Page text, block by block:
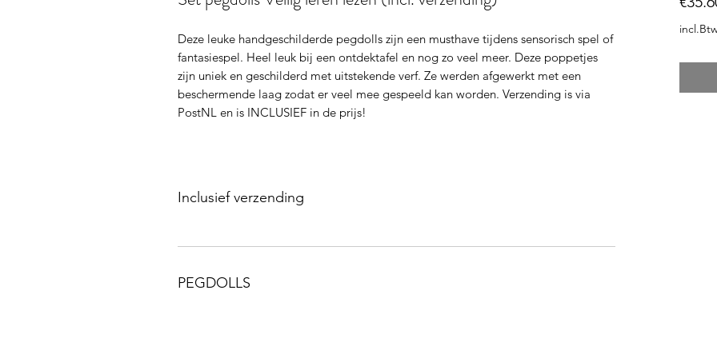
Deze leuke handgeschilderde pegdolls zijn een musthave tijdens sensorisch spel of
fantasiespel. Heel leuk bij een ontdektafel en nog zo veel meer. Deze poppetjes
zijn uniek en geschilderd met uitstekende verf. Ze werden afgewerkt met een
beschermende laag zodat er veel mee gespeeld kan worden. Verzending is via
PostNL en is INCLUSIEF in de prijs!
Inclusief verzending
PEGDOLLS